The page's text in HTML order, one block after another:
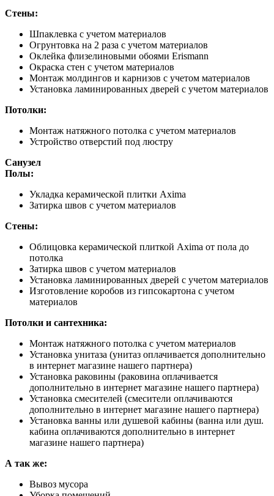
Стены:
Шпаклевка с учетом материалов
Огрунтовка на 2 раза с учетом материалов
Оклейка флизелиновыми обоями Erismann
Окраска стен с учетом материалов
Монтаж молдингов и карнизов с учетом материалов
Установка ламинированных дверей с учетом материалов
Потолки:
Монтаж натяжного потолка с учетом материалов
Устройство отверстий под люстру
Санузел
Полы:
Укладка керамической плитки Axima
Затирка швов с учетом материалов
Стены:
Облицовка керамической плиткой Axima от пола до
потолка
Затирка швов с учетом материалов
Установка ламинированных дверей с учетом материалов
Изготовление коробов из гипсокартона с учетом
материалов
Потолки и сантехника:
Монтаж натяжного потолка с учетом материалов
Установка унитаза (унитаз оплачивается дополнительно
в интернет магазине нашего партнера)
Установка раковины (раковина оплачивается
дополнительно в интернет магазине нашего партнера)
Установка смесителей (смесители оплачиваются
дополнительно в интернет магазине нашего партнера)
Установка ванны или душевой кабины (ванна или душ.
кабина оплачиваются дополнительно в интернет
магазине нашего партнера)
А так же:
Вывоз мусора